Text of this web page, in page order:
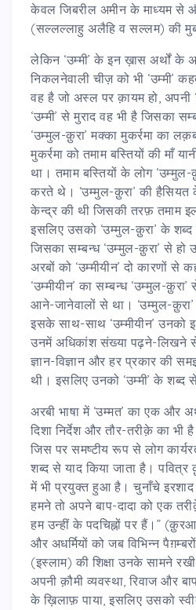
केवल जिबरील अमीन के माध्यम से
(सल्लल्लाहु अलैहि व सल्लम) की
लेकिन ‘उम्मी’ के इन ख़ास अर्थों के
निकलनेवाली चीज़ को भी ‘उम्मी’
वह है जो अस्ल पर क़ायम हो, अपनी
‘उम्मी’ से मुराद वह भी है जिसका
‘उम्मुल-क़ुरा’ मक्का मुकर्रमा का
मुकर्रमा को तमाम बस्तियों की माँ
था। तमाम बस्तियों के लोग
करते थे। ‘उम्मुल-क़ुरा’ की
केन्द्र की थी जिसकी तरफ़ तमाम
इसलिए उसको ‘उम्मुल-क़ुरा’ के शब्द
जिसका सम्बन्ध ‘उम्मुल-क़ुरा’ से हो
अरबों को ‘उम्मीयीन’ दो कारणों से
‘उम्मीयीन’ का सम्बन्ध ‘उम्मुल-
आने-जानेवालों से था। ‘उम्मुल-क़ुरा’
इसके साथ-साथ ‘उम्मीयीन’ उनको
उनमें अधिकांश संख्या पढ़ने-
ज्ञान-विज्ञान और हर प्रकार की
थी। इसलिए उनको ‘उम्मी’ के शब्द
अरबी भाषा में ‘उम्मत’ का एक और
दिशा निर्देश और तौर-तरीक़े का भी
जिस पर समष्टीय रूप से लोग
शब्द से याद किया जाता है।
में भी प्रयुक्त हुआ है। चुनाँचे
हमने तो अपने बाप-दादा को एक
हम उन्हीं के पदचिह्नों पर हैं।”
और अधर्मियों को जब विभिन्न
(इस्लाम) की शिक्षा उनके सामने रखी
अपनी क़ौमी व्यवस्था, रिवाज और
के ख़िलाफ़ पाया, इसलिए उसको